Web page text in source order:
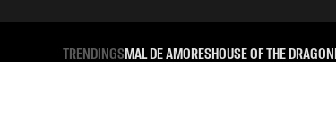
TRENDINGSMAL DE AMORESHOUSE OF THE DRAGON